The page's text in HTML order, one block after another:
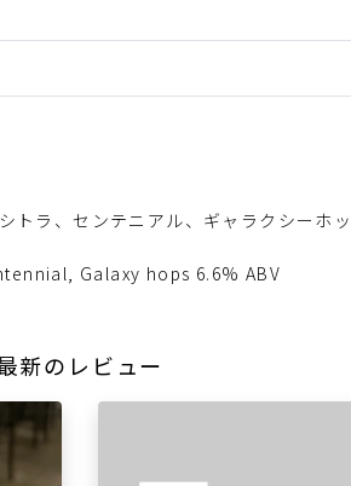
トラ、センテニアル、ギャラクシーホ
Galaxy hops 6.6% ABV
新のレビュー